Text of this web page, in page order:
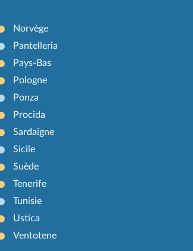
Norvège
Pantelleria
Pays-Bas
Pologne
Ponza
Procida
Sardaigne
Sicile
Suède
Tenerife
Tunisie
Ustica
Ventotene